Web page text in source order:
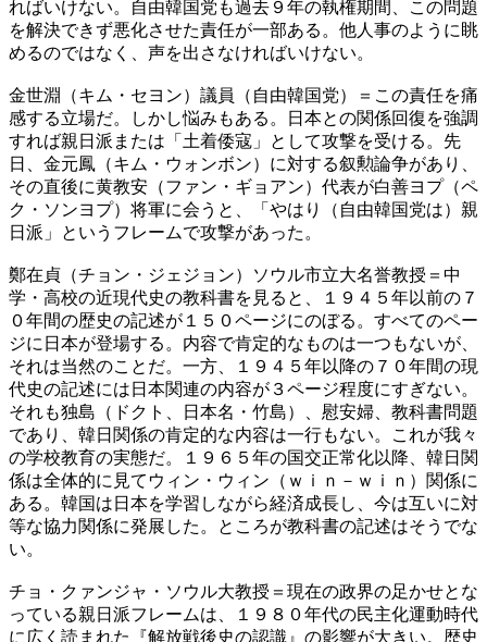
ればいけない。自由韓国党も過去９年の執権期間、この問題
を解決できず悪化させた責任が一部ある。他人事のように眺
めるのではなく、声を出さなければいけない。
金世淵（キム・セヨン）議員（自由韓国党）＝この責任を痛
感する立場だ。しかし悩みもある。日本との関係回復を強調
すれば親日派または「土着倭寇」として攻撃を受ける。先
日、金元鳳（キム・ウォンボン）に対する叙勲論争があり、
その直後に黄教安（ファン・ギョアン）代表が白善ヨプ（ペ
ク・ソンヨプ）将軍に会うと、「やはり（自由韓国党は）親
日派」というフレームで攻撃があった。
鄭在貞（チョン・ジェジョン）ソウル市立大名誉教授＝中
学・高校の近現代史の教科書を見ると、１９４５年以前の７
０年間の歴史の記述が１５０ページにのぼる。すべてのペー
ジに日本が登場する。内容で肯定的なものは一つもないが、
それは当然のことだ。一方、１９４５年以降の７０年間の現
代史の記述には日本関連の内容が３ページ程度にすぎない。
それも独島（ドクト、日本名・竹島）、慰安婦、教科書問題
であり、韓日関係の肯定的な内容は一行もない。これが我々
の学校教育の実態だ。１９６５年の国交正常化以降、韓日関
係は全体的に見てウィン・ウィン（ｗｉｎ－ｗｉｎ）関係に
ある。韓国は日本を学習しながら経済成長し、今は互いに対
等な協力関係に発展した。ところが教科書の記述はそうでな
い。
チョ・クァンジャ・ソウル大教授＝現在の政界の足かせとな
っている親日派フレームは、１９８０年代の民主化運動時代
に広く読まれた『解放戦後史の認識』の影響が大きい。歴史